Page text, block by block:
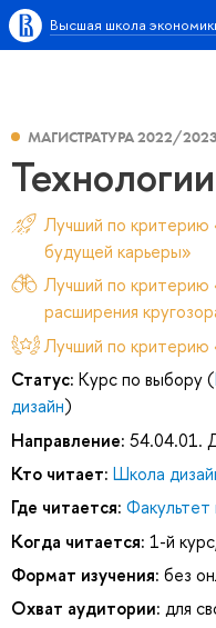
Высшая школа
МАГИСТРАТУРА 2022/2023
Лучший по критерию
будущей карьеры»
Лучший по критерию
расширения
Лучший по критерию
Статус: Курс по выбору (
дизайн)
Направление: 54.04.01.
Кто читает: Школа
Где читается: Факультет
Когда читается: 1-й
Формат изучения: без
Охват аудитории: для